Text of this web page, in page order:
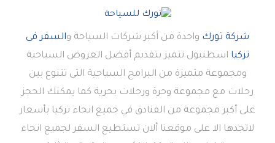
شركة تورك واحدة من أكبر شركات السياحة والسفر فى
تركيا اسطنبول تتميز بتقديم أفضل العروض السياحية
ومجموعة متميزة من البرامج السياحية التى تتنوع بين
رحلات مع مجموعة وحرة ورحلات بحرية كما يمكنك الحجز
على أكبر مجموعة من الفنادق في جميع انحاء تركيا بأسعار
لاتجدها الا على موقعنا ألان تستطيع السفر لجميع انحاء